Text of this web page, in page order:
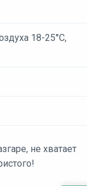
18-25°С,
не хватает